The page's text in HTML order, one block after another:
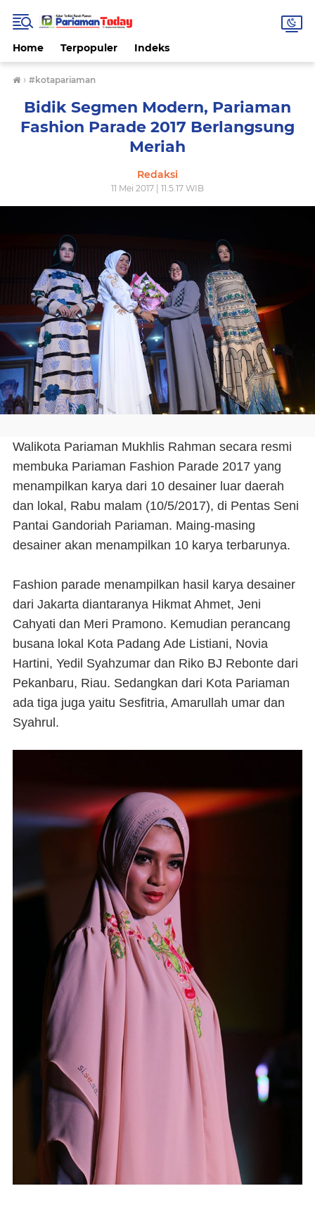
Home Terpopuler Indeks
› #kotapariaman
Bidik Segmen Modern, Pariaman
Fashion Parade 2017 Berlangsung
Meriah
Redaksi
11 Mei 2017 | 11.5.17 WIB
Walikota Pariaman Mukhlis Rahman secara resmi
membuka Pariaman Fashion Parade 2017 yang
menampilkan karya dari 10 desainer luar daerah
dan lokal, Rabu malam (10/5/2017), di Pentas Seni
Pantai Gandoriah Pariaman. Maing-masing
desainer akan menampilkan 10 karya terbarunya.
Fashion parade menampilkan hasil karya desainer
dari Jakarta diantaranya Hikmat Ahmet, Jeni
Cahyati dan Meri Pramono. Kemudian perancang
busana lokal Kota Padang Ade Listiani, Novia
Hartini, Yedil Syahzumar dan Riko BJ Rebonte dari
Pekanbaru, Riau. Sedangkan dari Kota Pariaman
ada tiga juga yaitu Sesfitria, Amarullah umar dan
Syahrul.